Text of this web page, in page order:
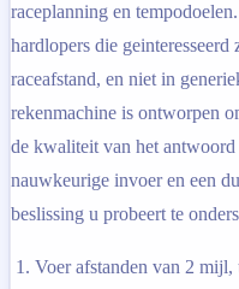
raceplanning en
hardlopers die
raceafstand, en niet in
rekenmachine is ontworpen
de kwaliteit van het antwoord
nauwkeurige invoer en een
beslissing u probeert te
Voer afstanden van 2